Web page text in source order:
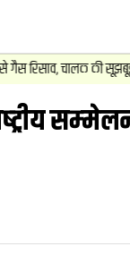
की सूझबूझ से टला बड़ा